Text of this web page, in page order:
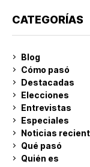
CATEGORÍAS
Blog
Cómo pasó
Destacadas
Elecciones
Entrevistas
Especiales
Noticias
Qué pasó
Quién es